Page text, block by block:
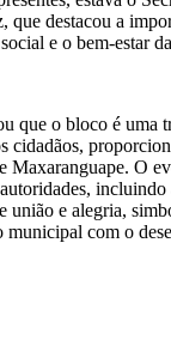
que destacou a
e o bem-estar
que o bloco é uma
cidadãos,
Maxaranguape. O
união e alegria,
municipal com o